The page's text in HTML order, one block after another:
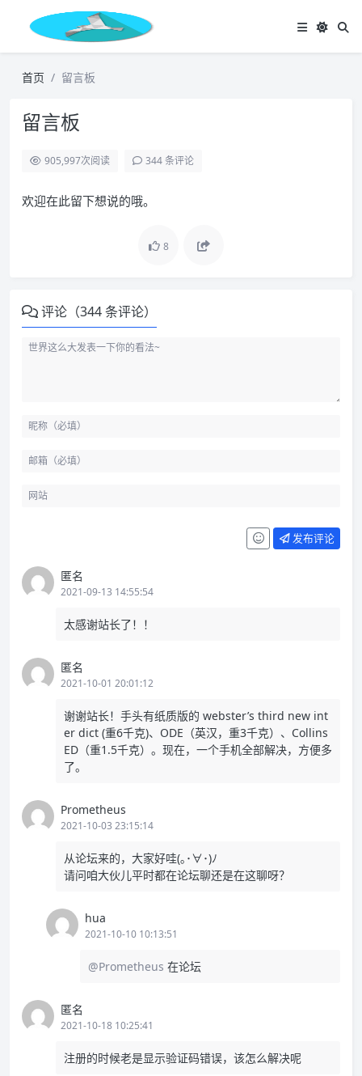
首页 留言板
留言板
905,997次阅读 344 条评论
欢迎在此留下想说的哦。
8
评论（344 条评论）
发布评论
匿名
2021-09-13 14:55:54
太感谢站长了！！
匿名
2021-10-01 20:01:12
谢谢站长！手头有纸质版的 webster’s third new int
er dict (重6千克)、ODE（英汉，重3千克）、Collins
ED（重1.5千克）。现在，一个手机全部解决，方便多
了。
Prometheus
2021-10-03 23:15:14
从论坛来的，大家好哇(｡･∀･)ﾉ
请问咱大伙儿平时都在论坛聊还是在这聊呀？
hua
2021-10-10 10:13:51
@Prometheus 在论坛
匿名
2021-10-18 10:25:41
注册的时候老是显示验证码错误，该怎么解决呢